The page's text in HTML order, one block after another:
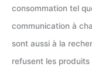
consommation tel
communication à
sont aussi à la
refusent les